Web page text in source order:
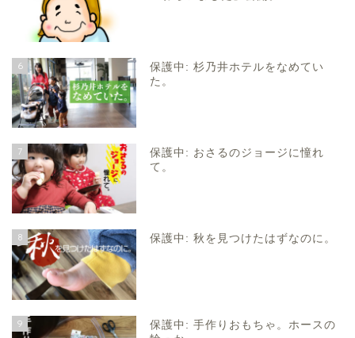
6
保護中: 杉乃井ホテルをなめてい
た。
7
保護中: おさるのジョージに憧れ
て。
8 保護中: 秋を見つけたはずなのに。
9
保護中: 手作りおもちゃ。ホースの